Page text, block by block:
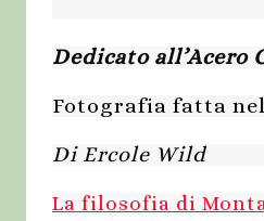
Dedicato all’Acero
Fotografia fatta
Di Ercole Wild
La filosofia di